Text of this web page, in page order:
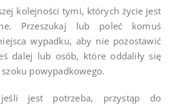
kolejności tymi, których życie jest
Przeszukaj lub poleć komuś
wypadku, aby nie pozostawić
dalej lub osób, które oddaliły się
powypadkowego.
jeśli jest potrzeba, przystąp do